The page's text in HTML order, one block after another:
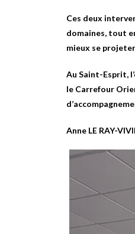
Ces deux
domaines, tout
mieux se
Au Saint-Esprit,
le Carrefour
Anne LE RAY-